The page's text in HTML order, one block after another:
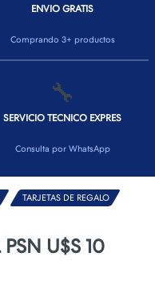
ENVIO GRATIS
Comprando 3+ productos
🔧
SERVICIO TECNICO EXPRES
Consulta por WhatsApp
TARJETAS DE REGALO
PSN U$S 10